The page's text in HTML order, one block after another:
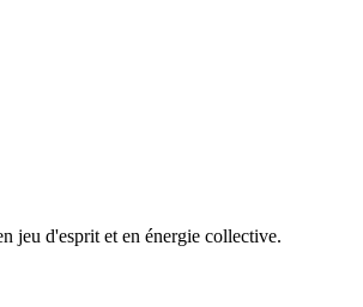
jeu d'esprit et en énergie collective.